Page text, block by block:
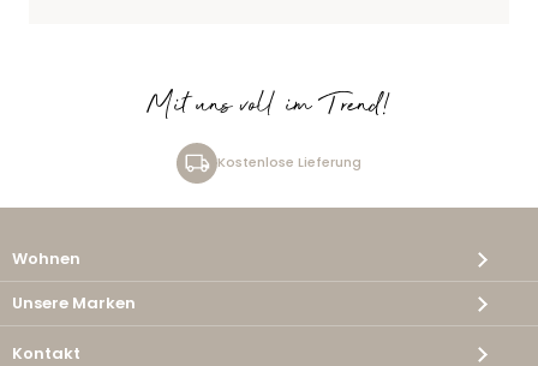
Mit uns voll im Trend!
Kostenlose Lieferung
Wohnen
Unsere Marken
Kontakt